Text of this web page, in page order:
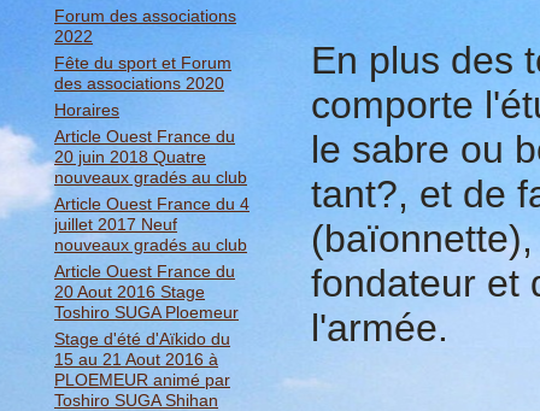
Forum des associations
2022
Fête du sport et Forum
des associations 2020
Horaires
Article Ouest France du
20 juin 2018 Quatre
nouveaux gradés au club
Article Ouest France du 4
juillet 2017 Neuf
nouveaux gradés au club
Article Ouest France du
20 Aout 2016 Stage
Toshiro SUGA Ploemeur
Stage d'été d'Aïkido du
15 au 21 Aout 2016 à
PLOEMEUR animé par
Toshiro SUGA Shihan
En plus des
comporte
le sabre ou
tant?, et de
fondateur et
l'armée.